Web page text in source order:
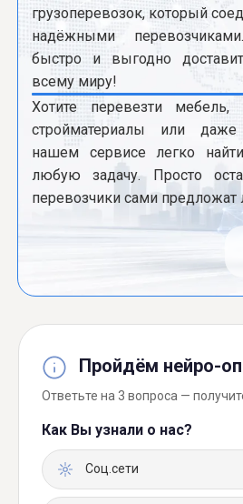
грузоперевозок, который
надёжными
быстро и выгодно
всему миру!
Хотите перевезти мебель,
стройматериалы или
нашем сервисе легко
любую задачу. Просто
перевозчики сами
Пройдём нейро-
Ответьте на 3 вопроса —
Как Вы узнали о нас?
Соц.сети